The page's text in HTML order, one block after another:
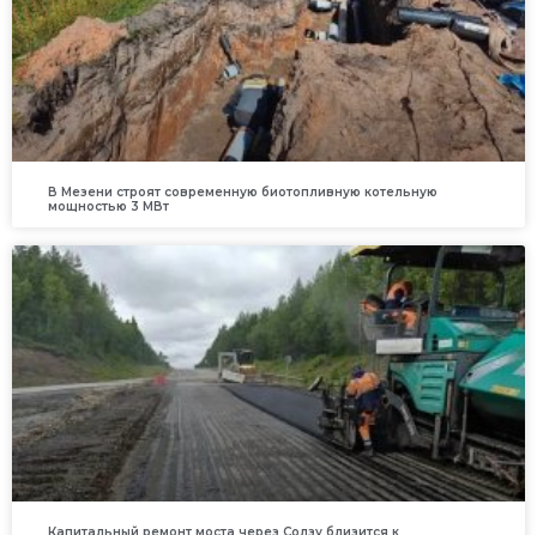
В Мезени строят современную биотопливную котельную
мощностью 3 МВт